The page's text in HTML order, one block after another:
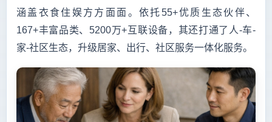
涵盖衣食住娱方方面面。依托55+优质生态伙伴、
167+丰富品类、5200万+互联设备，其还打通了人-车-
家-社区生态，升级居家、出行、社区服务一体化服务。